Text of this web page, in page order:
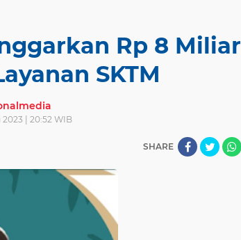
Rp 8 Miliar
SKTM
2023 | 20:52 WIB
SHARE